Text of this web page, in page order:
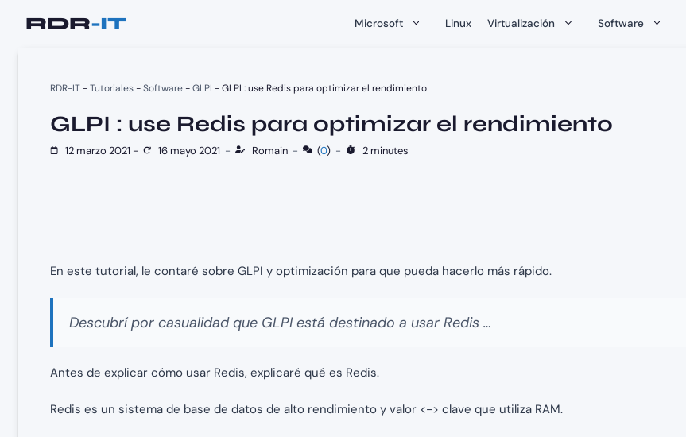
Microsoft Linux Virtualización Software
RDR-IT-Tutoriales-Software-GLPI -GLPI : use Redis para optimizar el rendimiento
GLPI : use Redis para optimizar el rendimiento
12 marzo 2021 - 16 mayo 2021 - Romain - (0) - 2 minutes
En este tutorial, le contaré sobre GLPI y optimización para que pueda hacerlo más rápido.
Descubrí por casualidad que GLPI está destinado a usar Redis …
Antes de explicar cómo usar Redis, explicaré qué es Redis.
Redis es un sistema de base de datos de alto rendimiento y valor <-> clave que utiliza RAM.